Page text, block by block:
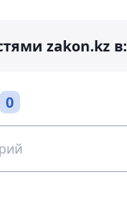
zakon.kz в:
0